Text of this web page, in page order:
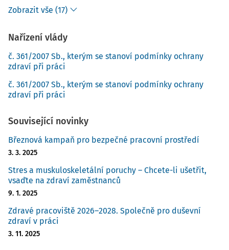
Zobrazit vše (17)
Nařízení vlády
č. 361/2007 Sb., kterým se stanoví podmínky ochrany
zdraví při práci
č. 361/2007 Sb., kterým se stanoví podmínky ochrany
zdraví při práci
Související novinky
Březnová kampaň pro bezpečné pracovní prostředí
3. 3. 2025
Stres a muskuloskeletální poruchy – Chcete-li ušetřit,
vsaďte na zdraví zaměstnanců
9. 1. 2025
Zdravé pracoviště 2026–2028. Společně pro duševní
zdraví v práci
3. 11. 2025